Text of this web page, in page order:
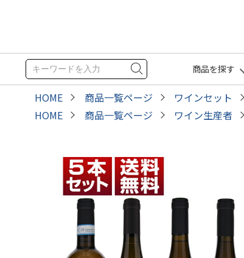
商品を探す
HOME 商品一覧ページ ワインセット
HOME
商品一覧ページ ワイン生産者